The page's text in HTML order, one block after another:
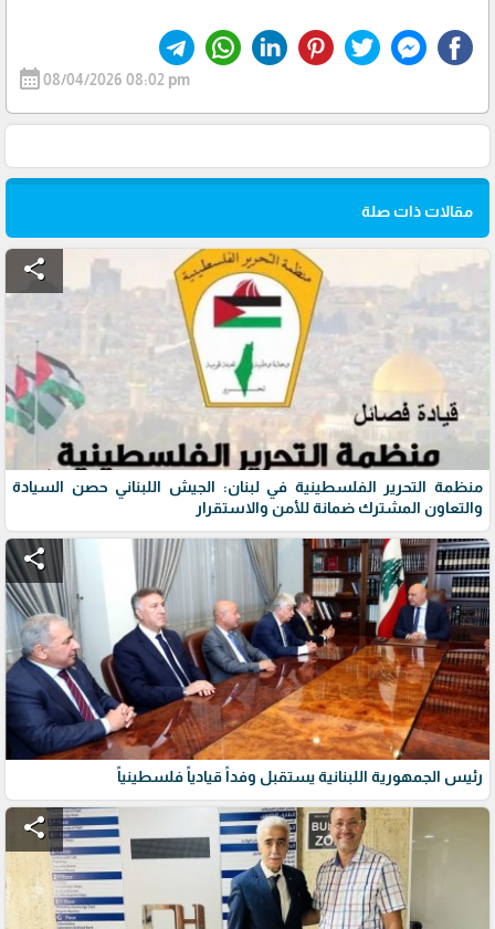
calendar_month08/04/2026 08:02 pm
مقالات ذات صلة
share
منظمة التحرير الفلسطينية في لبنان: الجيش اللبناني حصن السيادة
والتعاون المشترك ضمانة للأمن والاستقرار
share
رئيس الجمهورية اللبنانية يستقبل وفداً قيادياً فلسطينياً
share